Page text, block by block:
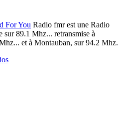
Radio fmr est une Radio
sur 89.1 Mhz... retransmise à
et à Montauban, sur 94.2 Mhz.